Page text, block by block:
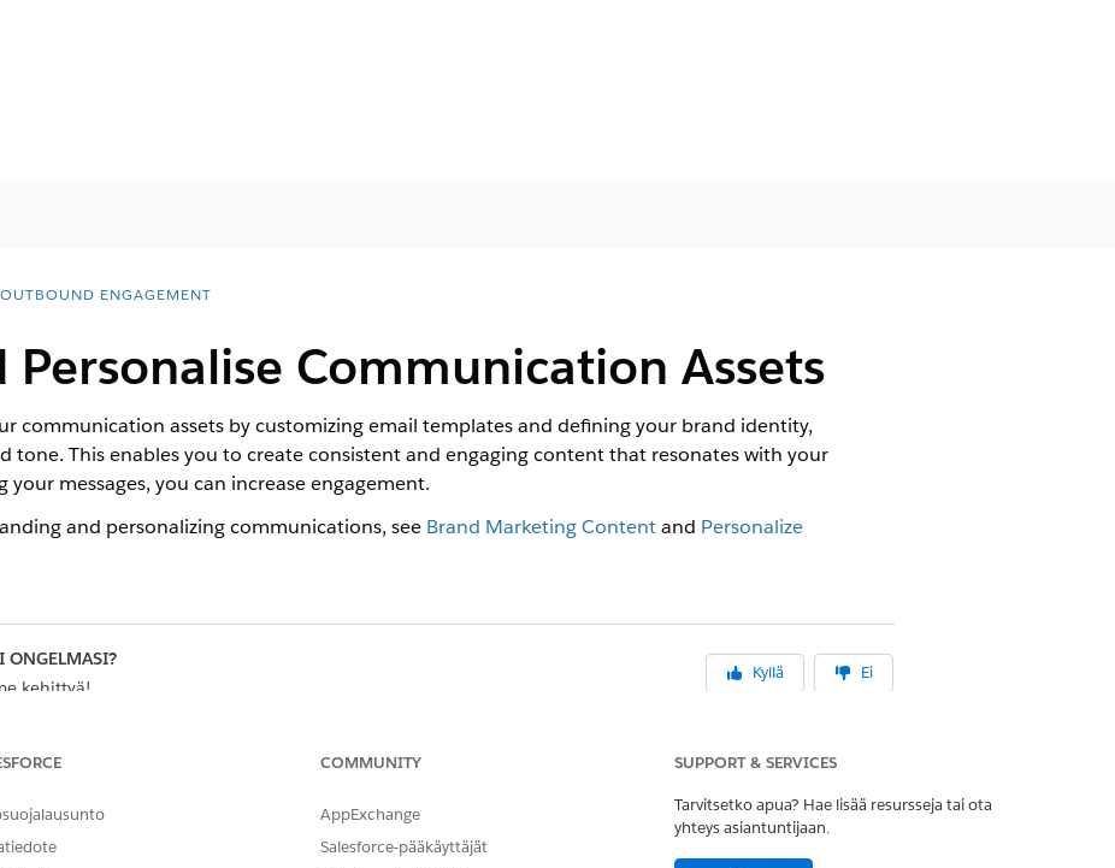
OUTBOUND ENGAGEMENT
Personalise Communication Assets
communication assets by customizing email templates and defining your brand identity,
tone. This enables you to create consistent and engaging content that resonates with your
your messages, you can increase engagement.
and personalizing communications, see Brand Marketing Contentand Personalize
ONGELMASI?
kehittyä!
Kyllä Ei
COMMUNITY
AppExchange
Salesforce-pääkäyttäjät
SUPPORT & SERVICES
Tarvitsetko apua? Hae lisää resursseja tai ota
yhteys asiantuntijaan.